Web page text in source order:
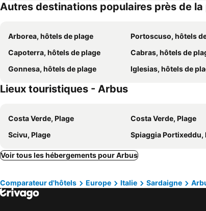
Autres destinations populaires près de la
Arborea, hôtels de plage Portoscuso, hôtels
Capoterra, hôtels de plage
Cabras, hôtels de
Gonnesa, hôtels de plage
Iglesias, hôtels de
Lieux touristiques - Arbus
Costa Verde, Plage Costa Verde, Plage
Scivu, Plage
Spiaggia Portixeddu,
Voir tous les hébergements pour Arbus
Comparateur d'hôtels Europe Italie Sardaigne